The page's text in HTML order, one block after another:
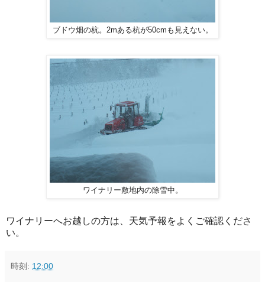
ブドウ畑の杭。2mある杭が50cmも見えない。
ワイナリー敷地内の除雪中。
ワイナリーへお越しの方は、天気予報をよくご確認くださ
い。
時刻: 12:00